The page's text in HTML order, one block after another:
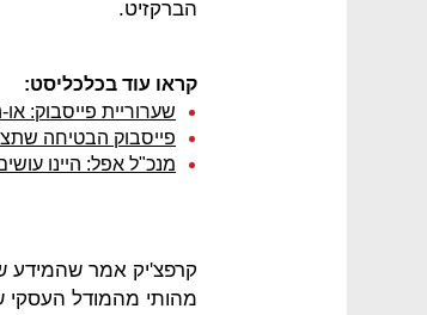
הברקזיט.
קראו עוד בכלכליסט:
שערוריית פייסבוק:
פייסבוק הבטיחה
מנכ"ל אפל: היינו
קרפצ'יק אמר שהמידע
מהותי מהמודל העסקי